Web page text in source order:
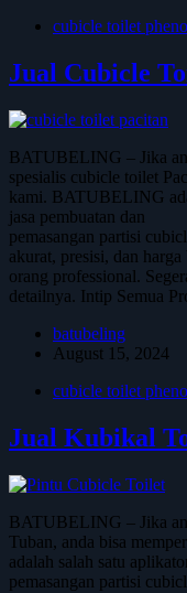
cubicle toilet
Jual Cubicle
BATUBELING – Jika
spesialis cubicle toilet
kami. BATUBELING
jasa pembuatan dan
pemasangan partisi
akurat, presisi, dan
orang professional.
detailnya. Intip Semua
batubeling
August 15, 2024
cubicle toilet
Jual Kubikal
BATUBELING – Jika
Tuban, anda bisa
adalah salah satu
pemasangan partisi